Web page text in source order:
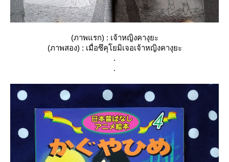
(ภาพแรก) : เจ้าหญิงคางุยะ
(ภาพสอง) : เมื่อซึคุโยมิเจอเจ้าหญิงคางุยะ
.
.